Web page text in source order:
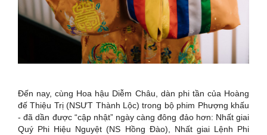
Đến nay, cùng Hoa hậu Diễm Châu, dàn phi tần của Hoàng
đế Thiệu Trị (NSƯT Thành Lộc) trong bộ phim Phượng khấu
- đã dần được “cập nhật” ngày càng đông đảo hơn: Nhất giai
Quý Phi Hiệu Nguyệt (NS Hồng Đào), Nhất giai Lệnh Phi